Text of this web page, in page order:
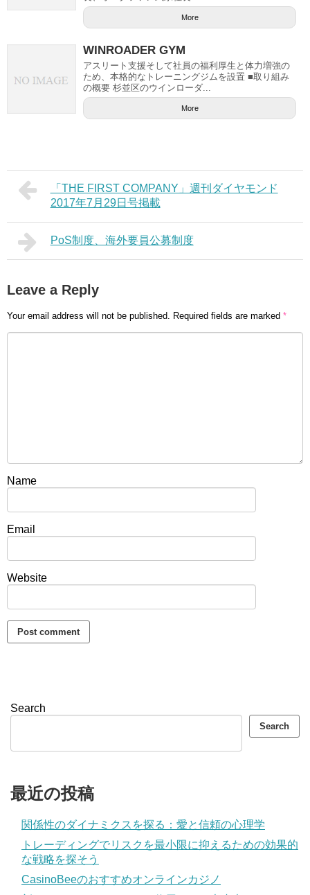
More
WINROADER GYM
アスリート支援そして社員の福利厚生と体力増強の
ため、本格的なトレーニングジムを設置 ■取り組み
の概要 杉並区のウインローダ...
More
「THE FIRST COMPANY」週刊ダイヤモンド
2017年7月29日号掲載
PoS制度、海外要員公募制度
Leave a Reply
Your email address will not be published. Required fields are marked *
Name
Email
Website
Search
Search
最近の投稿
関係性のダイナミクスを探る：愛と信頼の心理学
トレーディングでリスクを最小限に抑えるための効果的
な戦略を探そう
CasinoBeeのおすすめオンラインカジノ